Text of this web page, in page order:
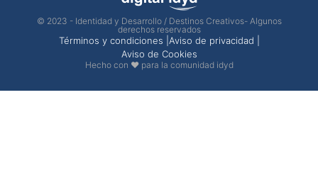
© 2023 - Identidad y Desarrollo / Destinos Creativos- Algunos
derechos reservados
Términos y condiciones | Aviso de privacidad |
Aviso de Cookies
Hecho con ❤ para la comunidad idyd